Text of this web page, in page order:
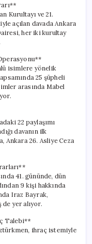
Kurultayı ve 21.
açılan davada Ankara
her iki kurultay
isimlere yönelik
25 şüpheli
arasında Mabel
22 paylaşımı
davanın ilk
Ankara 26. Asliye Ceza
41. gününde, dün
9 kişi hakkında
Iraz Bayrak,
yer alıyor.
Talebi**
ihraç istemiyle